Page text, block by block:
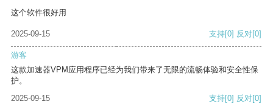
这个软件很好用
2025-09-15 支持[0] 反对[0]
游客
这款加速器VPM应用程序已经为我们带来了无限的流畅体验和安全性保
护。
2025-09-15
支持[0] 反对[0]